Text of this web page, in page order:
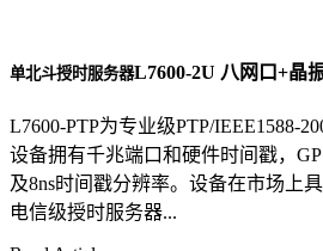
单北斗授时服务器L7600-2U 八网口+晶
L7600-PTP为专业级PTP/IEEE1588-
设备拥有千兆端口和硬件时间戳，
及8ns时间戳分辨率。设备在市场上
电信级授时服务器...